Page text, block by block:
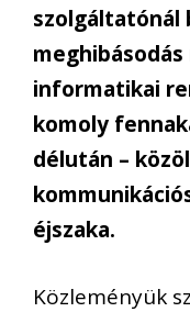
informatikai
komoly
délután –
éjszaka.
Közleményük